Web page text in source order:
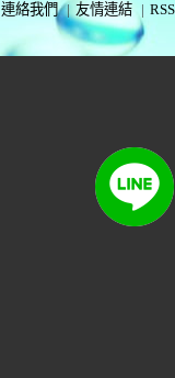
連絡我們 | 友情連結 | RSS